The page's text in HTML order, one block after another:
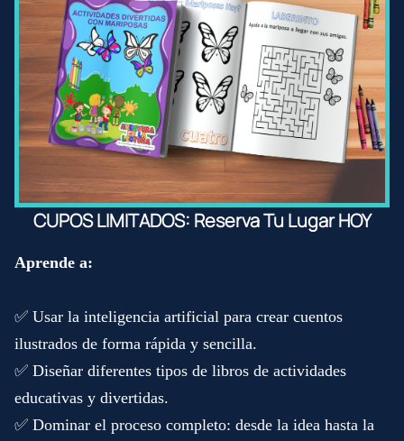
Aprende a:
✅ Usar la inteligencia artificial para crear cuentos
ilustrados de forma rápida y sencilla.
✅ Diseñar diferentes tipos de libros de actividades
educativas y divertidas.
✅ Dominar el proceso completo: desde la idea hasta la
CUPOS LIMITADOS: Reserva Tu Lugar HOY